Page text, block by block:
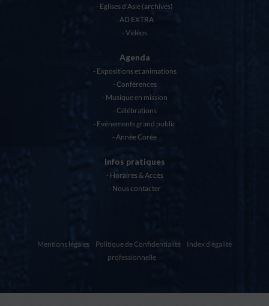
Eglises d’Asie (archives)
AD EXTRA
Vidéos
Agenda
Expositions et animations
Conférences
Musique en mission
Célébrations
Evénements grand public
Année Corée
Infos pratiques
Horaires & Accès
Nous contacter
Mentions légales Politique de Confidentialité
Index d'égalité
professionnelle